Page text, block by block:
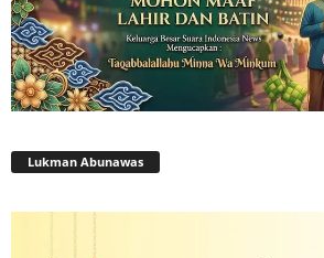
Lukman Abunawas